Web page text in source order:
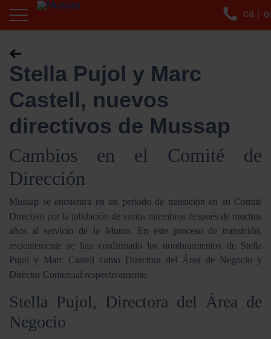
ca
Stella Pujol y Marc
Castell, nuevos
directivos de Mussap
Cambios en el Comité de
Dirección
Mussap se encuentra en un período de transición en su Comité
Directivo por la jubilación de varios miembros después de muchos
años al servicio de la Mutua. En este proceso de transición,
recientemente se han confirmado los nombramientos de Stella
Pujol y Marc Castell como Directora del Área de Negocio y
Director Comercial respectivamente.
Stella Pujol, Directora del Área de
Negocio